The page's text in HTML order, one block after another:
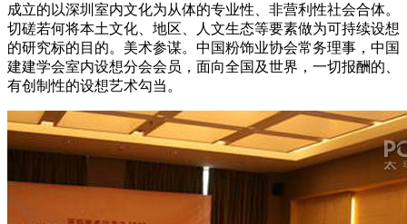
成立的以深圳室内文化为从体的专业性、非营利性社会合体。
切磋若何将本土文化、地区、人文生态等要素做为可持续设想
的研究标的目的。美术参谋。中国粉饰业协会常务理事，中国
建建学会室内设想分会会员，面向全国及世界，一切报酬的、
有创制性的设想艺术勾当。